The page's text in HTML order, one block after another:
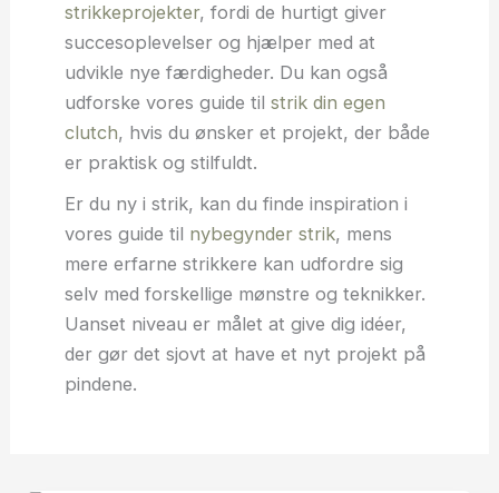
strikkeprojekter, fordi de hurtigt giver
succesoplevelser og hjælper med at
udvikle nye færdigheder. Du kan også
udforske vores guide til strik din egen
clutch, hvis du ønsker et projekt, der både
er praktisk og stilfuldt.
Er du ny i strik, kan du finde inspiration i
vores guide til nybegynder strik, mens
mere erfarne strikkere kan udfordre sig
selv med forskellige mønstre og teknikker.
Uanset niveau er målet at give dig idéer,
der gør det sjovt at have et nyt projekt på
pindene.